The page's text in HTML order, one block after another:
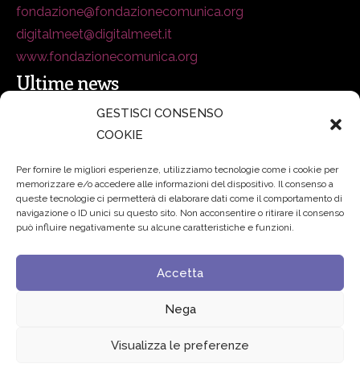
GESTISCI CONSENSO
COOKIE
Per fornire le migliori esperienze, utilizziamo tecnologie come i cookie per
memorizzare e/o accedere alle informazioni del dispositivo. Il consenso a
queste tecnologie ci permetterà di elaborare dati come il comportamento di
navigazione o ID unici su questo sito. Non acconsentire o ritirare il consenso
può influire negativamente su alcune caratteristiche e funzioni.
Accetta
Nega
Visualizza le preferenze
fondazione@fondazionecomunica.org
digitalmeet@digitalmeet.it
www.fondazionecomunica.org
Ultime news
secsolutionforum 2026: è Bologna la nuova capitale
Padre Benanti: «Intelligenza artificiale? Contro i nuovi
algoritmi del potere serve una governance condivisa»